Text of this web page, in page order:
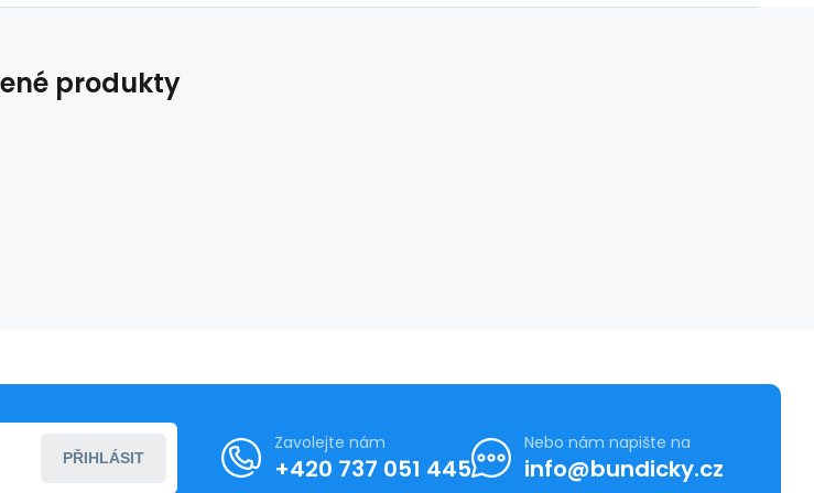
produkty
PŘIHLÁSIT
Zavolejte nám
+420 737 051 445
Nebo nám napište na
info@bundicky.cz